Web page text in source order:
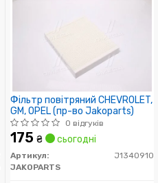
Фільтр повітряний CHEVROLET,
GM, OPEL (пр-во Jakoparts)
0 відгуків
175 ₴ сьогодні
Артикул:
J1340910
JAKOPARTS